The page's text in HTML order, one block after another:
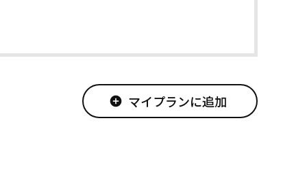
add_circle マイプランに追加